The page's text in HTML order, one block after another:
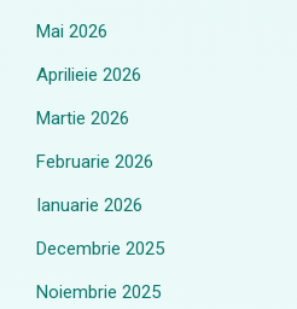
Mai 2026
Aprilieie 2026
Martie 2026
Februarie 2026
Ianuarie 2026
Decembrie 2025
Noiembrie 2025